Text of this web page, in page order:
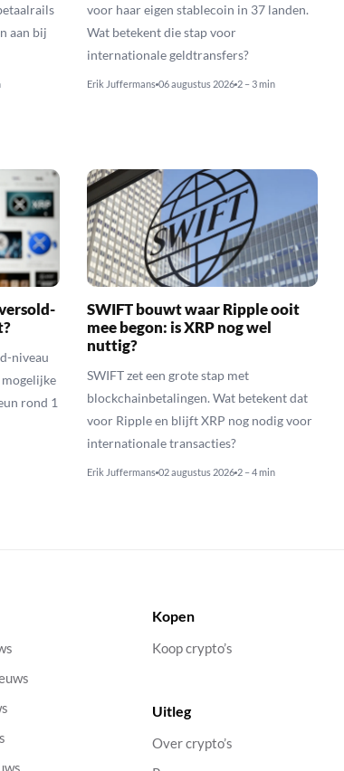
aan bij
voor haar eigen stablecoin in 37 landen.
Wat betekent die stap voor
internationale geldtransfers?
Erik Juffermans 06 augustus 2026 2 – 3 min
niveau
rond 1
SWIFT bouwt waar Ripple ooit
mee begon: is XRP nog wel
nuttig?
SWIFT zet een grote stap met
blockchainbetalingen. Wat betekent dat
voor Ripple en blijft XRP nog nodig voor
internationale transacties?
Erik Juffermans 02 augustus 2026 2 – 4 min
Kopen
Koop crypto’s
Uitleg
Over crypto’s